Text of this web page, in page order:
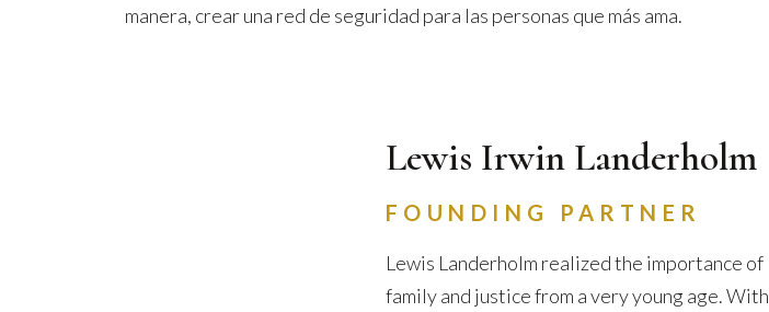
manera, crear una red de seguridad para las personas que más ama.
Lewis Irwin Landerholm
FOUNDING PARTNER
Lewis Landerholm realized the importance of
family and justice from a very young age. With